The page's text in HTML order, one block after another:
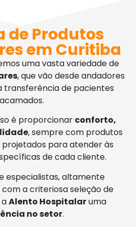
de Produtos
em Curitiba
uma vasta variedade de
, que vão desde andadores
transferência de pacientes
acamados.
é proporcionar conforto,
, sempre com produtos
projetados para atender às
de cada cliente.
especialistas, altamente
a criteriosa seleção de
Alento Hospitalaruma
no setor.